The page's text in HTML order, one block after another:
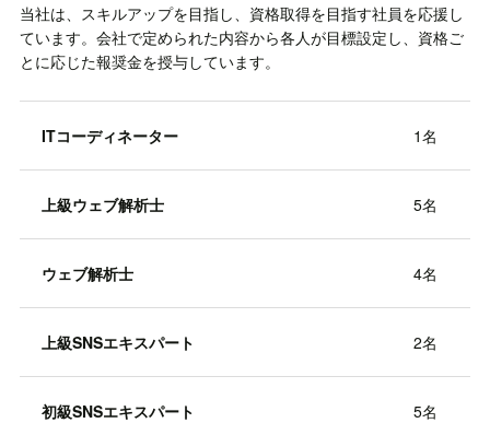
当社は、スキルアップを目指し、資格取得を目指す社員を応援し
ています。会社で定められた内容から各人が目標設定し、資格ご
とに応じた報奨金を授与しています。
ITコーディネーター 1名
上級ウェブ解析士 5名
ウェブ解析士 4名
上級SNSエキスパート 2名
初級SNSエキスパート 5名